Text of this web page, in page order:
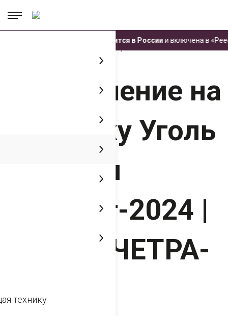
Техника ЧЕТРА производится в Россиии включена в
технику
Приглашение на выставку Уголь
Приглашение на
выставку Уголь
России и
Майнинг-2024 |
ЧЕТРА | ЧЕТРА-
Кузбасс